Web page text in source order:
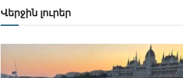
Վերջին լուրեր